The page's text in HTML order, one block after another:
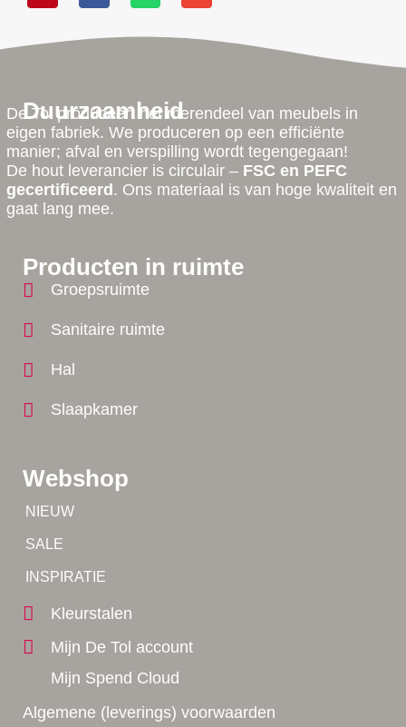
Webshop
NIEUW
SALE
INSPIRATIE
Kleurstalen
Mijn De Tol account
Mijn Spend Cloud
Algemene (leverings) voorwaarden
Producten in ruimte
Groepsruimte
Sanitaire ruimte
Hal
Slaapkamer
Duurzaamheid
De Tol produceert het merendeel van meubels in
eigen fabriek. We produceren op een efficiënte
manier; afval en verspilling wordt tegengegaan!
De hout leverancier is circulair – FSC en PEFC
gecertificeerd. Ons materiaal is van hoge kwaliteit en
gaat lang mee.